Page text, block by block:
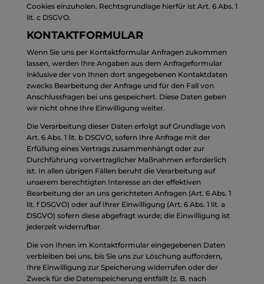
Cookies einzuholen. Rechtsgrundlage hierfür ist Art. 6 Abs. 1
lit. c DSGVO.
KONTAKTFORMULAR
Wenn Sie uns per Kontaktformular Anfragen zukommen
lassen, werden Ihre Angaben aus dem Anfrageformular
inklusive der von Ihnen dort angegebenen Kontaktdaten
zwecks Bearbeitung der Anfrage und für den Fall von
Anschlussfragen bei uns gespeichert. Diese Daten geben
wir nicht ohne Ihre Einwilligung weiter.
Die Verarbeitung dieser Daten erfolgt auf Grundlage von
Art. 6 Abs. 1 lit. b DSGVO, sofern Ihre Anfrage mit der
Erfüllung eines Vertrags zusammenhängt oder zur
Durchführung vorvertraglicher Maßnahmen erforderlich
ist. In allen übrigen Fällen beruht die Verarbeitung auf
unserem berechtigten Interesse an der effektiven
Bearbeitung der an uns gerichteten Anfragen (Art. 6 Abs. 1
lit. f DSGVO) oder auf Ihrer Einwilligung (Art. 6 Abs. 1 lit. a
DSGVO) sofern diese abgefragt wurde; die Einwilligung ist
jederzeit widerrufbar.
Die von Ihnen im Kontaktformular eingegebenen Daten
verbleiben bei uns, bis Sie uns zur Löschung auffordern,
Ihre Einwilligung zur Speicherung widerrufen oder der
Zweck für die Datenspeicherung entfällt (z. B. nach